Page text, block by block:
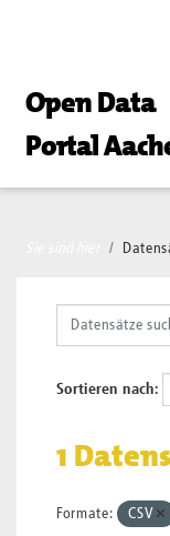
Open Data
Portal
Sortieren nach
1
Formate: CSV